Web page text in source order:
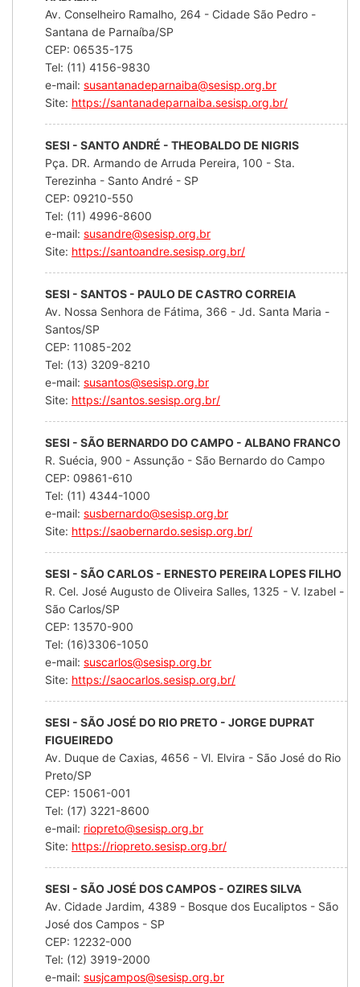
Av. Conselheiro Ramalho, 264 - Cidade São Pedro -
Santana de Parnaíba/SP
CEP: 06535-175
Tel: (11) 4156-9830
e-mail: susantanadeparnaiba@sesisp.org.br
Site: https://santanadeparnaiba.sesisp.org.br/
SESI - SANTO ANDRÉ - THEOBALDO DE NIGRIS
Pça. DR. Armando de Arruda Pereira, 100 - Sta.
Terezinha - Santo André - SP
CEP: 09210-550
Tel: (11) 4996-8600
e-mail: susandre@sesisp.org.br
Site: https://santoandre.sesisp.org.br/
SESI - SANTOS - PAULO DE CASTRO CORREIA
Av. Nossa Senhora de Fátima, 366 - Jd. Santa Maria -
Santos/SP
CEP: 11085-202
Tel: (13) 3209-8210
e-mail: susantos@sesisp.org.br
Site: https://santos.sesisp.org.br/
SESI - SÃO BERNARDO DO CAMPO - ALBANO FRANCO
R. Suécia, 900 - Assunção - São Bernardo do Campo
CEP: 09861-610
Tel: (11) 4344-1000
e-mail: susbernardo@sesisp.org.br
Site: https://saobernardo.sesisp.org.br/
SESI - SÃO CARLOS - ERNESTO PEREIRA LOPES FILHO
R. Cel. José Augusto de Oliveira Salles, 1325 - V. Izabel -
São Carlos/SP
CEP: 13570-900
Tel: (16)3306-1050
e-mail: suscarlos@sesisp.org.br
Site: https://saocarlos.sesisp.org.br/
SESI - SÃO JOSÉ DO RIO PRETO - JORGE DUPRAT
FIGUEIREDO
Av. Duque de Caxias, 4656 - Vl. Elvira - São José do Rio
Preto/SP
CEP: 15061-001
Tel: (17) 3221-8600
e-mail: riopreto@sesisp.org.br
Site: https://riopreto.sesisp.org.br/
SESI - SÃO JOSÉ DOS CAMPOS - OZIRES SILVA
Av. Cidade Jardim, 4389 - Bosque dos Eucaliptos - São
José dos Campos - SP
CEP: 12232-000
Tel: (12) 3919-2000
e-mail: susjcampos@sesisp.org.br